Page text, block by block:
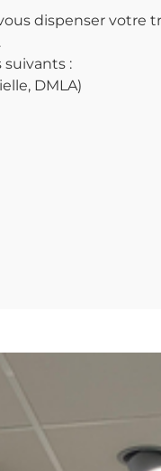
dispenser votre
suivants :
DMLA)